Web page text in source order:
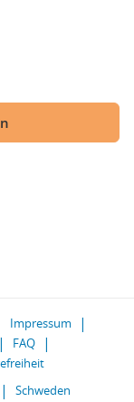
Impressum
FAQ
Schweden